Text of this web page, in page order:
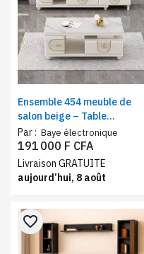
Ensemble 454 meuble de
salon beige – Table
téléviseur + table basse
Par : Baye électronique
191 000 F CFA
Livraison GRATUITE
aujourd’hui, 8 août
favorite_border